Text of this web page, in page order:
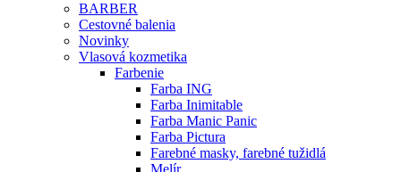
BARBER
Cestovné balenia
Novinky
Vlasová kozmetika
Farbenie
Farba ING
Farba Inimitable
Farba Manic Panic
Farba Pictura
Farebné masky, farebné tužidlá
Melír